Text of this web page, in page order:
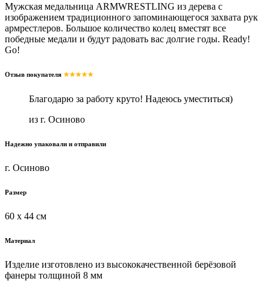
Мужская медальница ARMWRESTLING из дерева с
изображением традиционного запоминающегося захвата рук
армрестлеров. Большое количество колец вместят все
победные медали и будут радовать вас долгие годы. Ready!
Go!
Отзыв покупателя ★★★★★
Благодарю за работу круто! Надеюсь уместиться)
из г. Осиново
Надежно упаковали и отправили
г. Осиново
Размер
60 х 44 см
Материал
Изделие изготовлено из высококачественной берёзовой
фанеры толщиной 8 мм